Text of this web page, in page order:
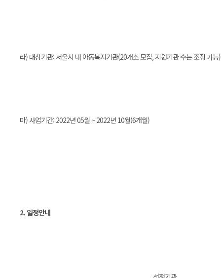
라) 대상기관: 서울시 내 아동복지기관(20개소 모집, 지원기관 수는 조정 가능)
마) 사업기간: 2022년 05월 ~ 2022년 10월(6개월)
2. 일정안내